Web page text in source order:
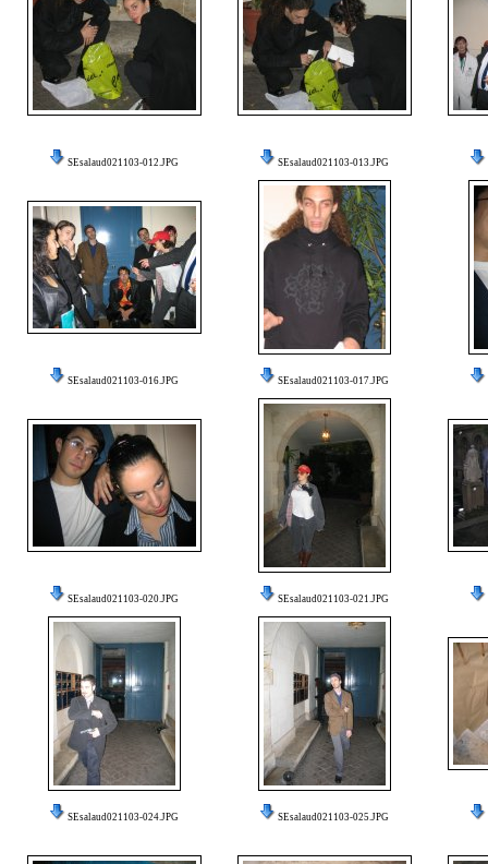
SEsalaud021103-012.JPG SEsalaud021103-013.JPG
SEsalaud021103-016.JPG SEsalaud021103-017.JPG
SEsalaud021103-020.JPG SEsalaud021103-021.JPG
SEsalaud021103-024.JPG SEsalaud021103-025.JPG